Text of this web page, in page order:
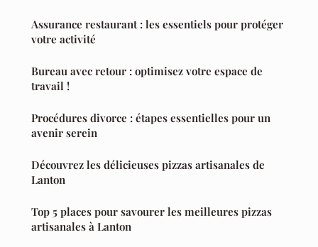
Assurance restaurant : les essentiels pour protéger
votre activité
Bureau avec retour : optimisez votre espace de
travail !
Procédures divorce : étapes essentielles pour un
avenir serein
Découvrez les délicieuses pizzas artisanales de
Lanton
Top 5 places pour savourer les meilleures pizzas
artisanales à Lanton